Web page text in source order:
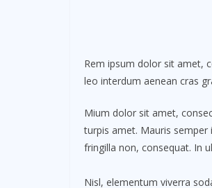
Rem ipsum dolor sit amet,
leo interdum aenean cras
Mium dolor sit amet,
turpis amet. Mauris semper
fringilla non, consequat. In
Nisl, elementum viverra